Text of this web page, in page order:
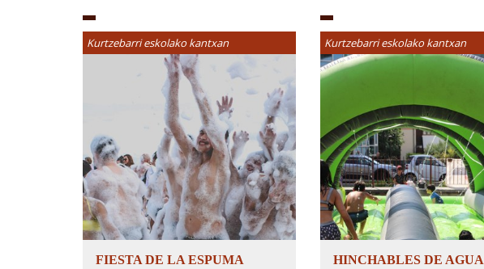
Kurtzebarri eskolako kantxan
FIESTA DE LA ESPUMA
Kurtzebarri eskolako kantxan
HINCHABLES DE AGUA